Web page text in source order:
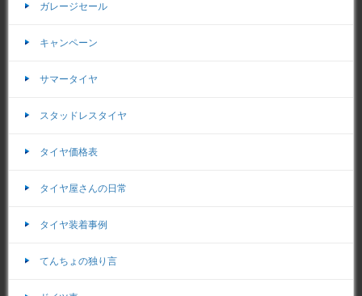
ガレージセール
キャンペーン
サマータイヤ
スタッドレスタイヤ
タイヤ価格表
タイヤ屋さんの日常
タイヤ装着事例
てんちょの独り言